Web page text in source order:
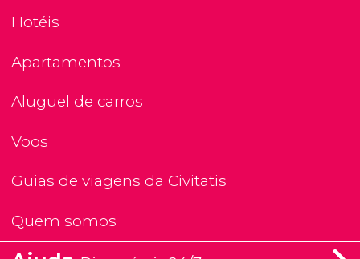
Hotéis
Apartamentos
Aluguel de carros
Voos
Guias de viagens da Civitatis
Quem somos